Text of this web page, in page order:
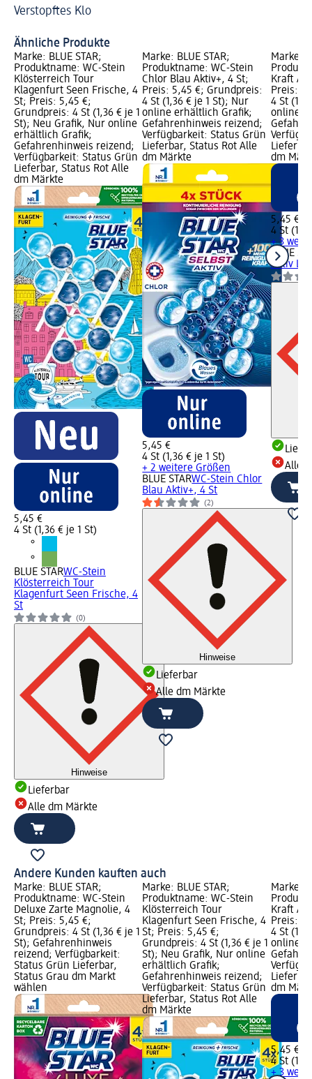
Verstopftes Klo
Ähnliche Produkte
Marke: BLUE STAR;
Produktname: WC-Stein
Klösterreich Tour
Klagenfurt Seen Frische, 4
St; Preis: 5,45 €;
Grundpreis: 4 St (1,36 € je 1
St); Neu Grafik, Nur online
erhältlich Grafik;
Gefahrenhinweis reizend;
Verfügbarkeit: Status Grün
Lieferbar, Status Rot Alle
dm Märkte
5,45 €
4 St (1,36 € je 1 St)
BLUE STARWC-Stein
Klösterreich Tour
Klagenfurt Seen Frische, 4
St
(0)
Hinweise
Lieferbar
Alle dm Märkte
Marke: BLUE STAR;
Produktname: WC-Stein
Chlor Blau Aktiv+, 4 St;
Preis: 5,45 €; Grundpreis:
4 St (1,36 € je 1 St); Nur
online erhältlich Grafik;
Gefahrenhinweis reizend;
Verfügbarkeit: Status Grün
Lieferbar, Status Rot Alle
dm Märkte
5,45 €
4 St (1,36 € je 1 St)
+ 2 weitere Größen
BLUE STARWC-Stein Chlor
Blau Aktiv+, 4 St
(2)
Hinweise
Lieferbar
Alle dm Märkte
Marke:
Kraft
Preis:
4 St
online
dm
5,45 €
4 St
+ 3
BLUE
Aktiv
Alle
Andere Kunden kauften auch
Marke: BLUE STAR;
Produktname: WC-Stein
Deluxe Zarte Magnolie, 4
St; Preis: 5,45 €;
Grundpreis: 4 St (1,36 € je 1
St); Gefahrenhinweis
reizend; Verfügbarkeit:
Status Grün Lieferbar,
Status Grau dm Markt
wählen
Marke: BLUE STAR;
Produktname: WC-Stein
Klösterreich Tour
Klagenfurt Seen Frische, 4
St; Preis: 5,45 €;
Grundpreis: 4 St (1,36 € je 1
St); Neu Grafik, Nur online
erhältlich Grafik;
Gefahrenhinweis reizend;
Verfügbarkeit: Status Grün
Lieferbar, Status Rot Alle
dm Märkte
Marke:
Kraft
Preis:
4 St
online
dm
5,45 €
4 St
+ 3